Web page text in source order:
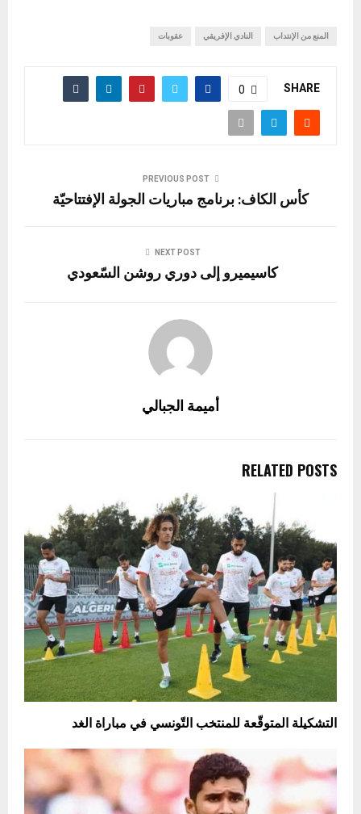
المنع من الإنتداب النادي الإفريقي عقوبات
SHARE
0
PREVIOUS POST
كأس الكاف: برنامج مباريات الجولة الإفتتاحيّة
NEXT POST
كاسيميرو إلى دوري روشن السّعودي
أميمة الجبالي
RELATED POSTS
التشكيلة المتوقّعة للمنتخب التّونسي في مباراة الغد